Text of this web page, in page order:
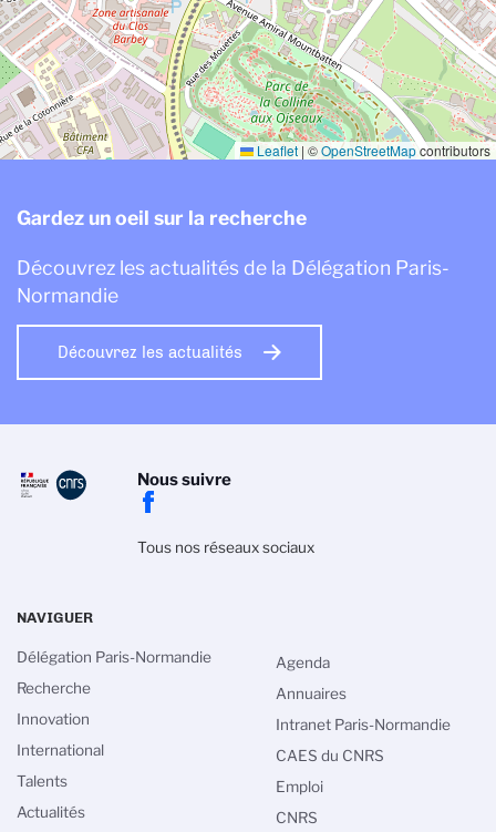
Leaflet | ©OpenStreetMapcontributors
Gardez un oeil sur la recherche
Découvrez les actualités de la Délégation Paris-
Normandie
Découvrez les actualités
Nous suivre
Tous nos réseaux sociaux
NAVIGUER
Délégation Paris-Normandie
Recherche
Innovation
International
Talents
Actualités
Agenda
Annuaires
Intranet Paris-Normandie
CAES du CNRS
Emploi
CNRS